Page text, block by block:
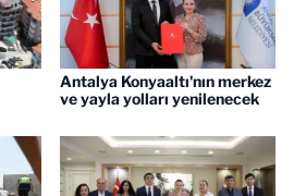
Antalya Konyaaltı'nın merkez
ve yayla yolları yenilenecek